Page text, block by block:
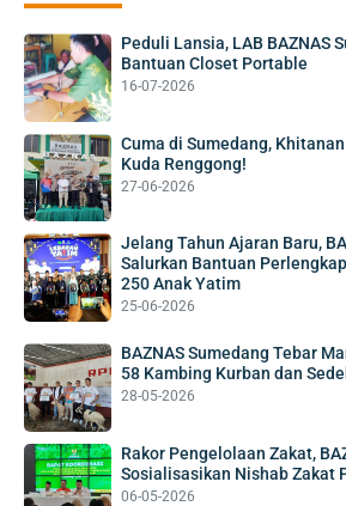
Peduli Lansia, LAB BAZNAS
Bantuan Closet Portable
16-07-2026
Cuma di Sumedang,
Kuda Renggong!
27-06-2026
Jelang Tahun Ajaran Baru,
Salurkan Bantuan
250 Anak Yatim
25-06-2026
BAZNAS Sumedang Tebar
58 Kambing Kurban dan
28-05-2026
Rakor Pengelolaan Zakat,
Sosialisasikan Nishab Zakat
06-05-2026